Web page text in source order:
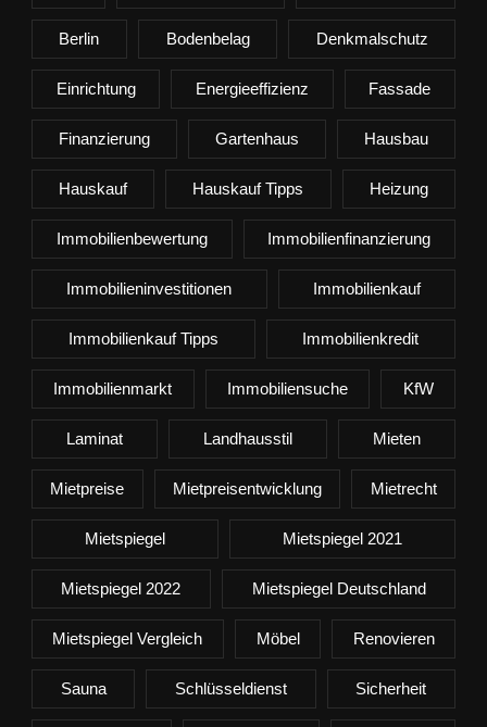
Berlin Bodenbelag Denkmalschutz
Einrichtung Energieeffizienz Fassade
Finanzierung Gartenhaus Hausbau
Hauskauf Hauskauf Tipps Heizung
Immobilienbewertung Immobilienfinanzierung
Immobilieninvestitionen Immobilienkauf
Immobilienkauf Tipps Immobilienkredit
Immobilienmarkt Immobiliensuche KfW
Laminat Landhausstil Mieten
Mietpreise Mietpreisentwicklung Mietrecht
Mietspiegel Mietspiegel 2021
Mietspiegel 2022 Mietspiegel Deutschland
Mietspiegel Vergleich Möbel Renovieren
Sauna Schlüsseldienst Sicherheit